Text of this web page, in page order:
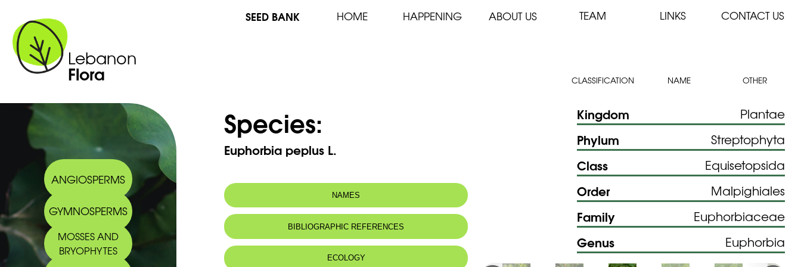
Lebanon
Flora
SEED BANK HOME HAPPENING ABOUT US TEAM LINKS CONTACT US
CLASSIFICATION NAME OTHER
ANGIOSPERMS
GYMNOSPERMS
MOSSES AND
BRYOPHYTES
Species:
Euphorbia peplus L.
NAMES
Common name: Euphorbe omblette - Petty-spurge
Arabic name: فرفخ
BIBLIOGRAPHIC REFERENCES
ECOLOGY
Kingdom Plantae
Phylum Streptophyta
Class Equisetopsida
Order Malpighiales
Family Euphorbiaceae
Genus Euphorbia